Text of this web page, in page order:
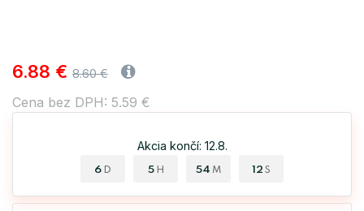
6.88 € 8.60 €
Cena bez DPH: 5.59 €
Akcia končí: 12.8.
6 D 5 H 54 M 11 S